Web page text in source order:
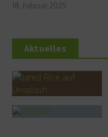
18. Februar 2025
Aktuelles